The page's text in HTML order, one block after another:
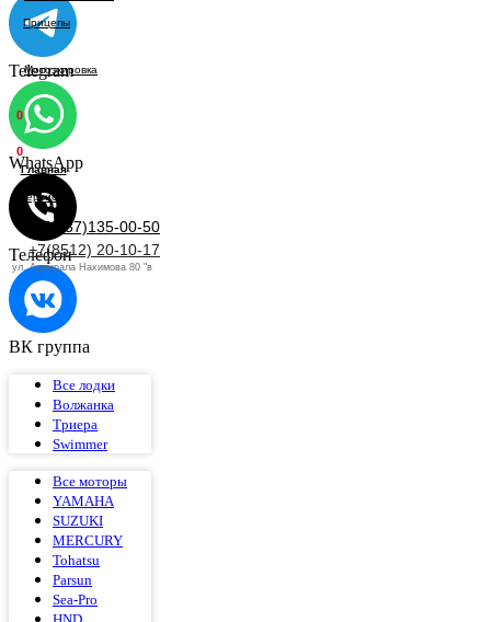
0
0
Главная
Сервис
+7(937)135-00-50
+7(8512) 20-10-17
ул. Адмирала Нахимова 80 "в
Telegram
WhatsApp
Телефон
ВК группа
Все лодки
Волжанка
Триера
Swimmer
Все моторы
YAMAHA
SUZUKI
MERCURY
Tohatsu
Parsun
Sea-Pro